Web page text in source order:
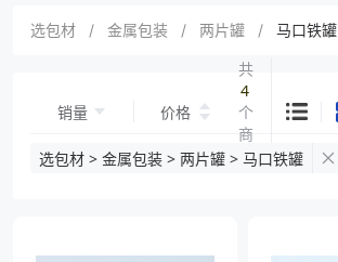
选包材 / 金属包装 / 两片罐 / 马口铁罐
销量 价格
共
4
个
商
品
选包材 > 金属包装 > 两片罐 > 马口铁罐